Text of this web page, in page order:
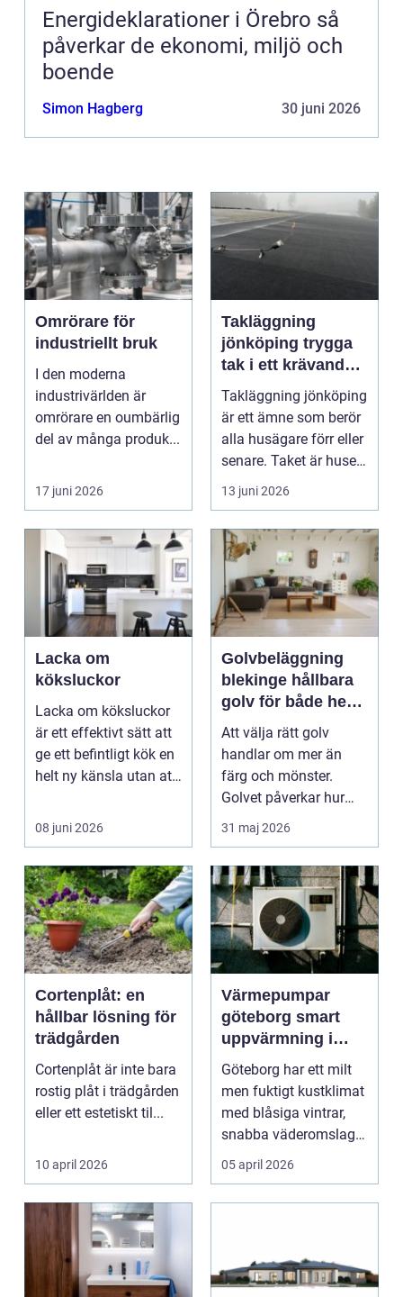
Energideklarationer i Örebro så
påverkar de ekonomi, miljö och
boende
Simon Hagberg 30 juni 2026
Omrörare för
industriellt bruk
I den moderna
industrivärlden är
omrörare en oumbärlig
del av många produk...
17 juni 2026
Takläggning
jönköping trygga
tak i ett krävande
småländskt klimat
Takläggning jönköping
är ett ämne som berör
alla husägare förr eller
senare. Taket är husets
viktiga...
13 juni 2026
Lacka om
köksluckor
Lacka om köksluckor
är ett effektivt sätt att
ge ett befintligt kök en
helt ny känsla utan att
08 juni 2026
Golvbeläggning
blekinge hållbara
golv för både hem
och företag
Att välja rätt golv
handlar om mer än
färg och mönster.
Golvet påverkar hur
rummet upplevs, hur
31 maj 2026
Cortenplåt: en
hållbar lösning för
trädgården
Cortenplåt är inte bara
rostig plåt i trädgården
eller ett estetiskt til...
10 april 2026
Värmepumpar
göteborg smart
uppvärmning i
kustklimat
Göteborg har ett milt
men fuktigt kustklimat
med blåsiga vintrar,
snabba väderomslag
och ofta hög lu...
05 april 2026